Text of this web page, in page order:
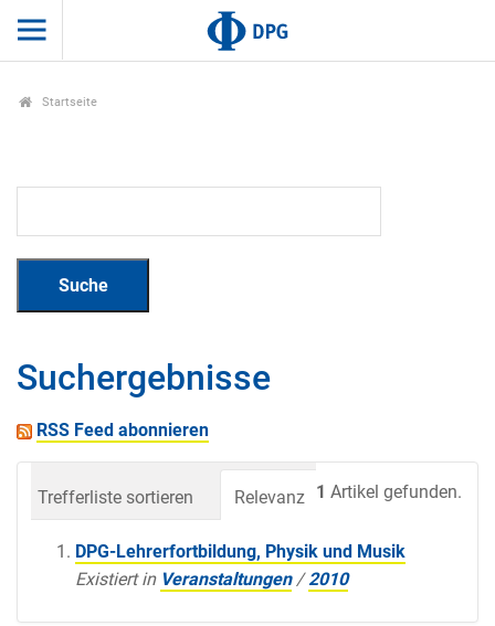
Startseite
Suchergebnisse
RSS Feed abonnieren
1 Artikel gefunden.
Trefferliste sortieren Relevanz Datum
DPG-Lehrerfortbildung, Physik und Musik
Existiert in Veranstaltungen /2010